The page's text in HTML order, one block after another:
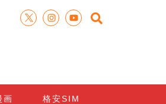
画 格安SIM